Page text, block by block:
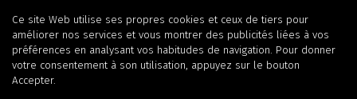
Ce site Web utilise ses propres cookies et ceux de tiers pour
améliorer nos services et vous montrer des publicités liées à vos
préférences en analysant vos habitudes de navigation. Pour donner
votre consentement à son utilisation, appuyez sur le bouton
Accepter.